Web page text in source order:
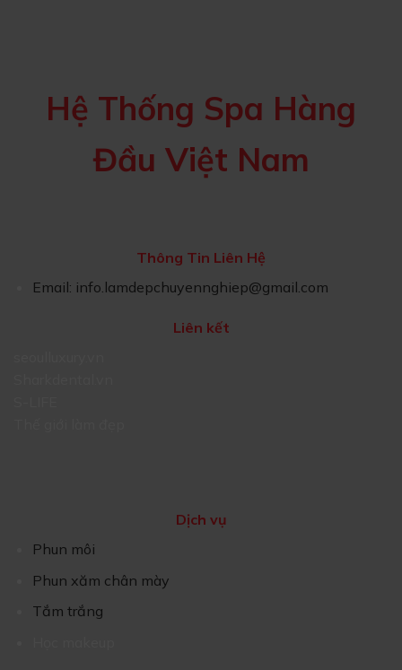
Hệ Thống Spa Hàng
Đầu Việt Nam
Thông Tin Liên Hệ
Email: info.lamdepchuyennghiep@gmail.com
Liên kết
Dịch vụ
Phun môi
Phun xăm chân mày
Tắm trắng